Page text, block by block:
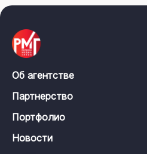
Об агентстве
Партнерство
Портфолио
Новости